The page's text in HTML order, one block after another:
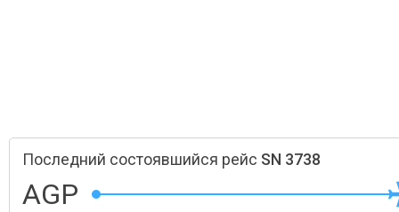
Последний состоявшийся рейс SN 3738
AGP